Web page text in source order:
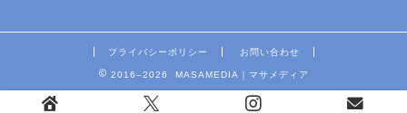
プライバシーポリシー お問い合わせ
2016–2026 MASAMEDIA｜マサメディア